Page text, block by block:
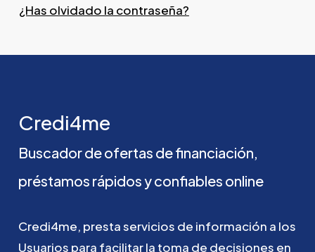
¿Has olvidado la contraseña?
Credi4me
Buscadordeofertas definanciación,
préstamos rápidosyconfiables online
Credi4me, prestaservicios de información a los
Usuarios para facilitarla toma de decisiones en